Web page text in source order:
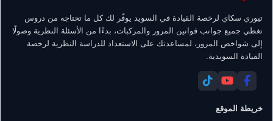
تيوري سكاي لرخصة القيادة في السويد يوفّر لك كل ما تحتاجه من دروس
تغطي جميع جوانب قوانين المرور والمركبات، بدءًا من الأسئلة النظرية وصولًا
إلى شواخص المرور، لمساعدتك على الاستعداد للدراسة النظرية لرخصة
القيادة السويدية.
خريطة الموقع